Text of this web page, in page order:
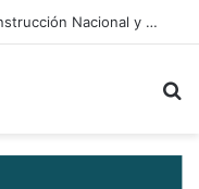
Congreso despacha Plan de Reconstrucción Nacional y Desarrollo Económico y Social